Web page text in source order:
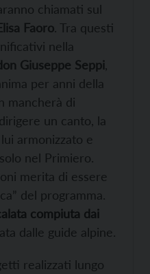
chiamati sul
Faoro. Tra questi
nella
Giuseppe Seppi
per anni della
mancherà di
un canto, la
lui armonizzato e
nel Primiero.
merita di essere
del programma.
compiuta dai
dalle guide alpine.
realizzati lungo